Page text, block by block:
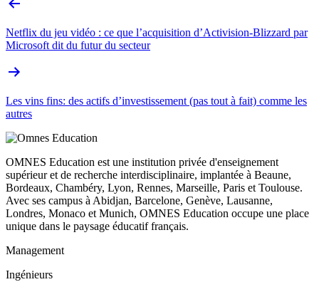
Netflix du jeu vidéo : ce que l’acquisition d’Activision-Blizzard par
Microsoft dit du futur du secteur
Les vins fins: des actifs d’investissement (pas tout à fait) comme les
autres
OMNES Education est une institution privée d'enseignement
supérieur et de recherche interdisciplinaire, implantée à Beaune,
Bordeaux, Chambéry, Lyon, Rennes, Marseille, Paris et Toulouse.
Avec ses campus à Abidjan, Barcelone, Genève, Lausanne,
Londres, Monaco et Munich, OMNES Education occupe une place
unique dans le paysage éducatif français.
Management
Ingénieurs